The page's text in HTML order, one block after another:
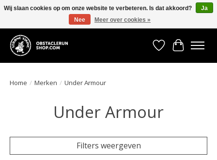
All the gear you need for your Strong Viking Obstacle Run!
Verlanglijst
Home / Merken / Under Armour
Under Armour
Filters weergeven
Wij slaan cookies op om onze website te verbeteren. Is dat akkoord?
Ja
Nee
Meer over cookies »